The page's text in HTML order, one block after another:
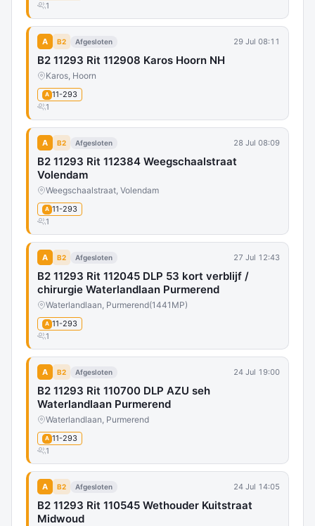
1
A B2 Afgesloten 29 Jul 08:11
B2 11293 Rit 112908 Karos Hoorn NH
Karos, Hoorn
A 11-293
1
A B2 Afgesloten 28 Jul 08:09
B2 11293 Rit 112384 Weegschaalstraat
Volendam
Weegschaalstraat, Volendam
A 11-293
1
A B2 Afgesloten 27 Jul 12:43
B2 11293 Rit 112045 DLP 53 kort verblijf /
chirurgie Waterlandlaan Purmerend
Waterlandlaan, Purmerend(1441MP)
A 11-293
1
A B2 Afgesloten 24 Jul 19:00
B2 11293 Rit 110700 DLP AZU seh
Waterlandlaan Purmerend
Waterlandlaan, Purmerend
A 11-293
1
A B2 Afgesloten 24 Jul 14:05
B2 11293 Rit 110545 Wethouder Kuitstraat
Midwoud